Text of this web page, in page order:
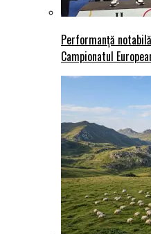
Performanță
Campionatul